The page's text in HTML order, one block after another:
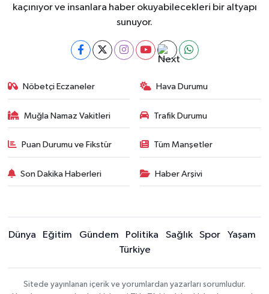
kaçınıyor ve insanlara haber okuyabilecekleri bir altyapı
sunuyor.
Nöbetçi Eczaneler Hava Durumu
Muğla Namaz Vakitleri Trafik Durumu
Puan Durumu ve Fikstür Tüm Manşetler
Son Dakika Haberleri Haber Arşivi
Dünya Eğitim Gündem Politika Sağlık Spor
Yaşam
Türkiye
Sitede yayınlanan içerik ve yorumlardan yazarları sorumludur.